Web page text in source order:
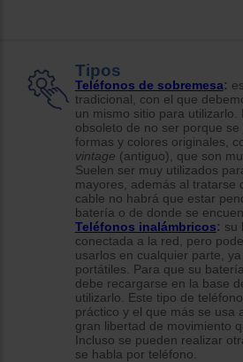
Tipos
Teléfonos de sobremesa:
tradicional, con el que
un mismo sitio para utilizarlo.
obsoleto de no ser porque se
formas y colores originales,
vintage (antiguo), que son
Suelen ser muy utilizados
mayores, además al tratarse
cable no habrá que estar
batería o de donde se
Teléfonos inalámbricos: su
conectada a la red, pero
usarlos en cualquier parte,
portátiles. Para que su
debe recargarse en la base
utilizarlo. Este tipo de
práctico y el que más se usa
gran libertad de movimiento
Incluso se pueden realizar
se habla por teléfono.